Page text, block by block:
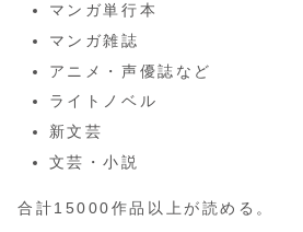
マンガ単行本
マンガ雑誌
アニメ・声優誌など
ライトノベル
新文芸
文芸・小説
合計15000作品以上が読める。